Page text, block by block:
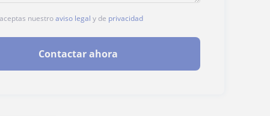
nuestroaviso legal y de privacidad
Contactar ahora